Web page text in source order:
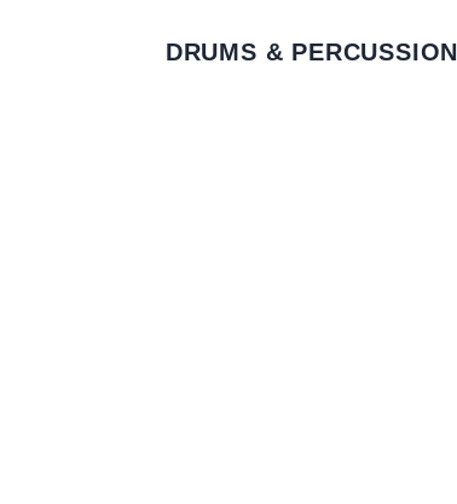
DRUMS & PERCUSSION